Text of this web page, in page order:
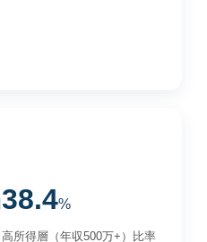
38.4%
高所得層（年収500万+）比率